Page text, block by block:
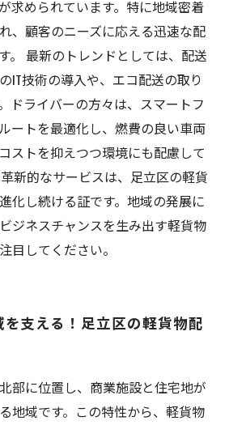
求められています。特に地域密着
、顧客のニーズに応える迅速な配
。 最新のトレンドとしては、配送
IT技術の導入や、エコ配送の取り
ドライバーの方々は、スマートフ
ートを最適化し、燃費の良い車両
ストを抑えつつ環境にも配慮して
新的なサービスは、足立区の軽貨
化し続ける証です。地域の発展に
ジネスチャンスを生み出す軽貨物
目してください。
支える！足立区の軽貨物配
部に位置し、商業施設と住宅地が
地域です。この特性から、軽貨物